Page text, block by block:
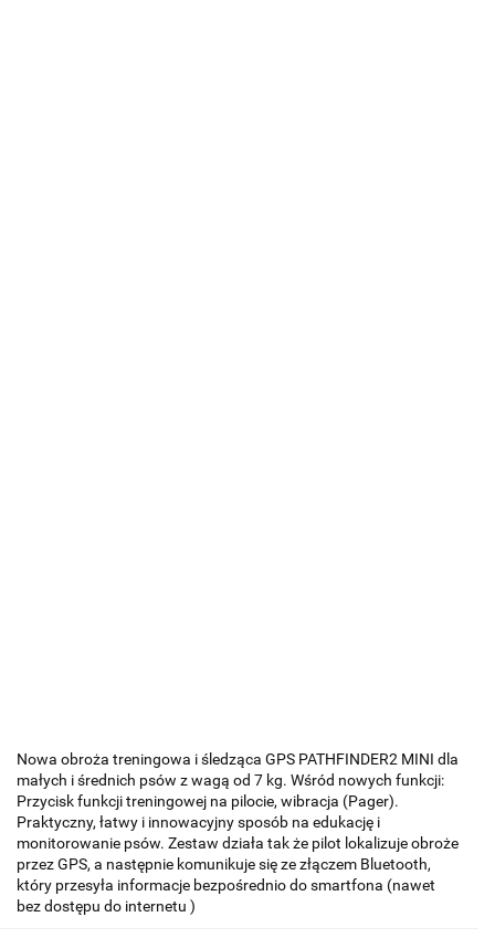
Nowa obroża treningowa i śledząca GPS PATHFINDER2 MINI dla
małych i średnich psów z wagą od 7 kg. Wśród nowych funkcji:
Przycisk funkcji treningowej na pilocie, wibracja (Pager).
Praktyczny, łatwy i innowacyjny sposób na edukację i
monitorowanie psów. Zestaw działa tak że pilot lokalizuje obroże
przez GPS, a następnie komunikuje się ze złączem Bluetooth,
który przesyła informacje bezpośrednio do smartfona (nawet
bez dostępu do internetu )